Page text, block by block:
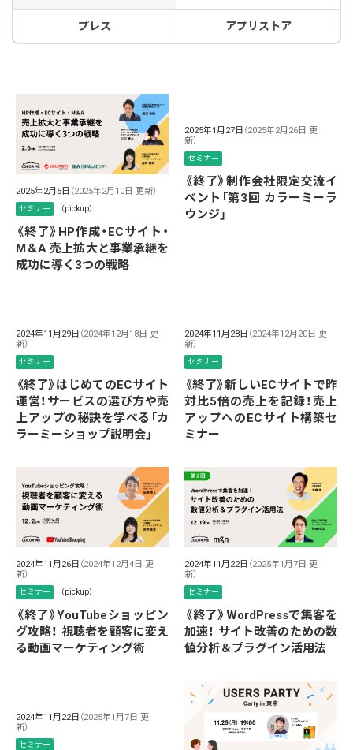
プレス アプリストア
2025年2月5日 （2025年2月10日 更新）
セミナー （pickup）
《終了》HP作成・ECサイト・
M＆A 売上拡大と事業承継を
成功に導く3つの戦略
2025年1月27日 （2025年2月26日 更
新）
セミナー
《終了》制作会社限定交流イ
ベント「第3回 カラーミーラ
ウンジ」
2024年11月29日 （2024年12月18日 更
新）
セミナー
《終了》はじめてのECサイト
運営！サービスの選び方や売
上アップの秘訣を学べる「カ
ラーミーショップ説明会」
2024年11月28日 （2024年12月20日 更
新）
セミナー
《終了》新しいECサイトで昨
対比5倍の売上を記録！売上
アップへのECサイト構築セ
ミナー
2024年11月26日 （2024年12月4日 更
新）
セミナー （pickup）
《終了》YouTubeショッピン
グ攻略！ 視聴者を顧客に変え
る動画マーケティング術
2024年11月22日 （2025年1月7日 更
新）
セミナー
《終了》WordPressで集客を
加速！ サイト改善のための数
値分析＆プラグイン活用法
2024年11月22日 （2025年1月7日 更
新）
セミナー